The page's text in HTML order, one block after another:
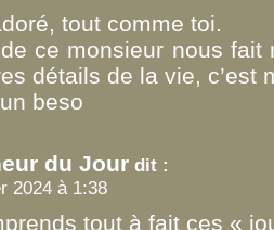
tout comme toi.
ce monsieur nous fait
détails de la vie, c’est
beso
du Jour dit :
2024 à 1:38
tout à fait ces «